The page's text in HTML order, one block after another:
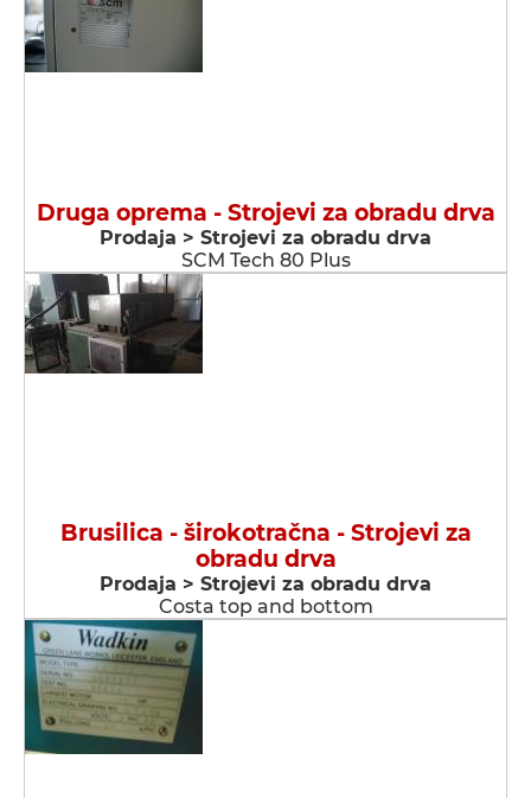
Druga oprema - Strojevi za obradu drva
Prodaja > Strojevi za obradu drva
SCM Tech 80 Plus
Brusilica - širokotračna - Strojevi za
obradu drva
Prodaja > Strojevi za obradu drva
Costa top and bottom